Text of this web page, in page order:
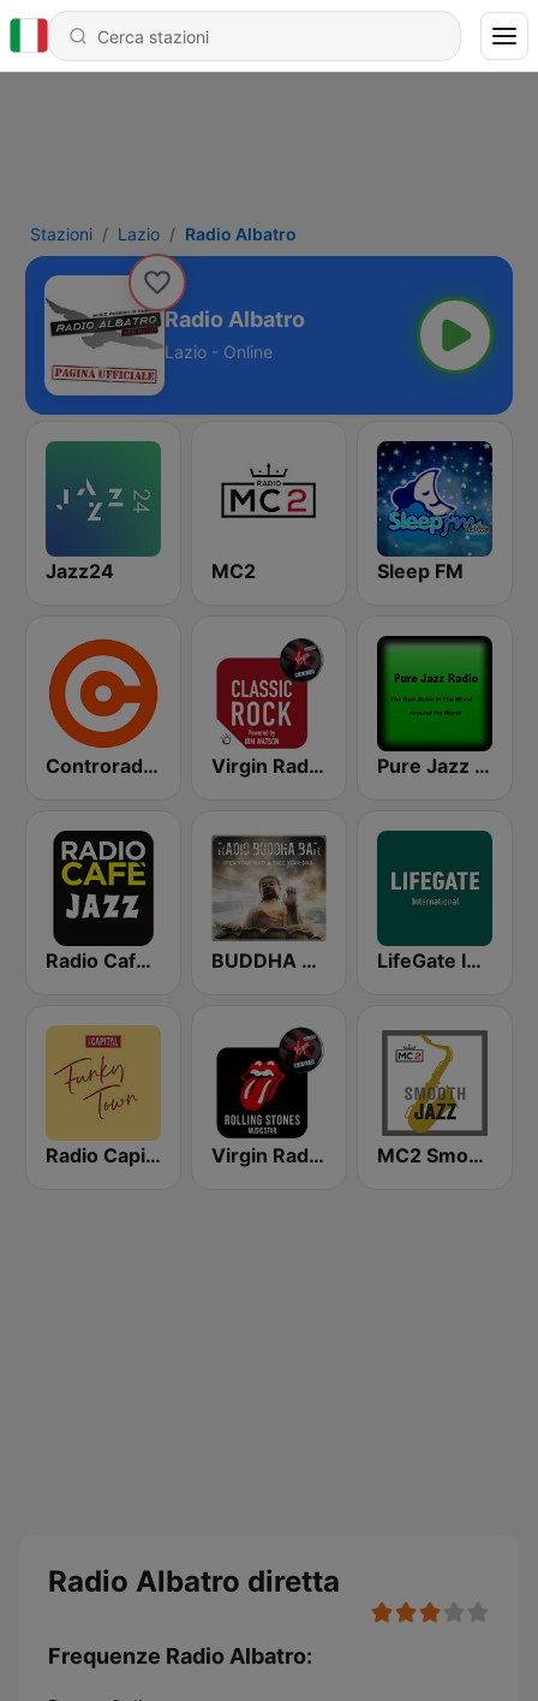
Stazioni Lazio Radio Albatro
Radio Albatro
Lazio - Online
Jazz24 MC2 Sleep FM
Controradio Firenze Virgin Radio Classic Rock Pure Jazz Radio
Radio Cafe Jazz BUDDHA BAR LifeGate International
Radio Capital Funky Town Virgin Radio Music Star Rolling Stones MC2 Smooth Jazz Channel
Radio Albatro diretta
Frequenze Radio Albatro: